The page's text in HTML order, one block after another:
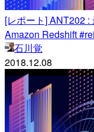
[レポート] ANT202
Amazon Redshift
石川覚
2018.12.08